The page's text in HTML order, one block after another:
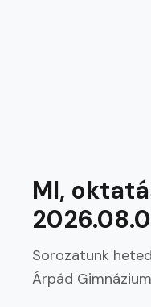
MI,
Sorozatunk
Árpád